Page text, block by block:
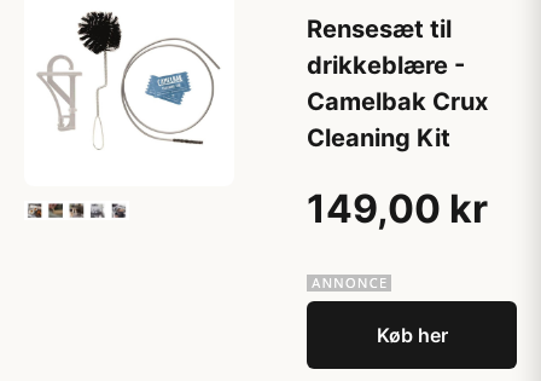
Rensesæt til
drikkeblære -
Camelbak Crux
Cleaning Kit
149,00 kr
Køb her